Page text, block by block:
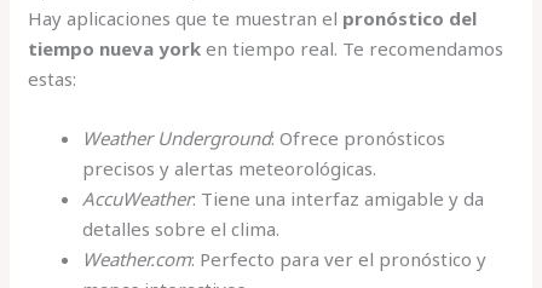
Hay aplicaciones que te muestran el pronóstico del
tiempo nueva york en tiempo real. Te recomendamos
estas:
Weather Underground: Ofrece pronósticos
precisos y alertas meteorológicas.
AccuWeather: Tiene una interfaz amigable y da
detalles sobre el clima.
Weather.com: Perfecto para ver el pronóstico y